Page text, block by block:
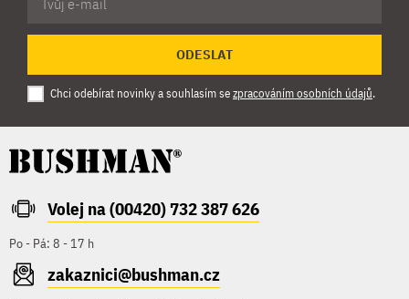
ODESLAT
Chci odebírat novinky a souhlasím sezpracováním osobních údajů.
Volej na (00420) 732 387 626
Po - Pá: 8 - 17 h
zakaznici@bushman.cz